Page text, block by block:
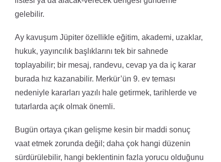
gelebilir.
Ay kavuşum Jüpiter özellikle eğitim, akademi, uzaklar,
hukuk, yayıncılık başlıklarını tek bir sahnede
toplayabilir; bir mesaj, randevu, cevap ya da iç karar
burada hız kazanabilir. Merkür’ün 9. ev teması
nedeniyle kararları yazılı hale getirmek, tarihlerde ve
tutarlarda açık olmak önemli.
Bugün ortaya çıkan gelişme kesin bir maddi sonuç
vaat etmek zorunda değil; daha çok hangi düzenin
sürdürülebilir, hangi beklentinin fazla yorucu olduğunu